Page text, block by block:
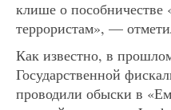
клише о пособничестве
террористам», —
Как известно, в
Государственной
проводили обыски в